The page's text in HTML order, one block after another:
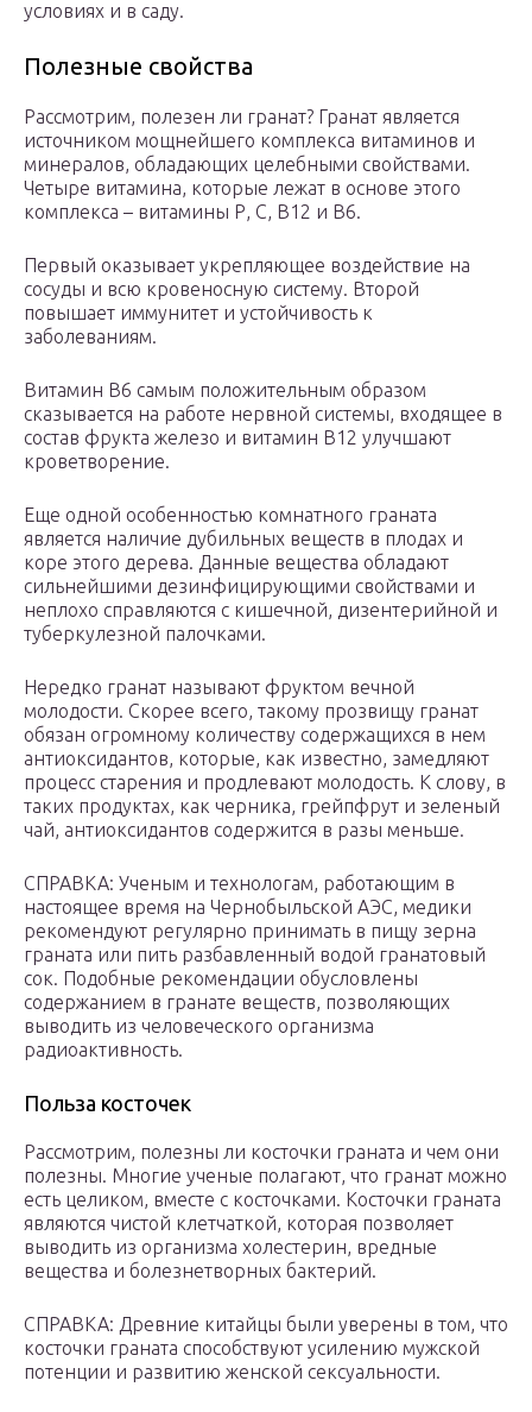
условиях и в саду.
Полезные свойства
Рассмотрим, полезен ли гранат? Гранат является
источником мощнейшего комплекса витаминов и
минералов, обладающих целебными свойствами.
Четыре витамина, которые лежат в основе этого
комплекса – витамины Р, С, B12 и В6.
Первый оказывает укрепляющее воздействие на
сосуды и всю кровеносную систему. Второй
повышает иммунитет и устойчивость к
заболеваниям.
Витамин В6 самым положительным образом
сказывается на работе нервной системы, входящее в
состав фрукта железо и витамин В12 улучшают
кроветворение.
Еще одной особенностью комнатного граната
является наличие дубильных веществ в плодах и
коре этого дерева. Данные вещества обладают
сильнейшими дезинфицирующими свойствами и
неплохо справляются с кишечной, дизентерийной и
туберкулезной палочками.
Нередко гранат называют фруктом вечной
молодости. Скорее всего, такому прозвищу гранат
обязан огромному количеству содержащихся в нем
антиоксидантов, которые, как известно, замедляют
процесс старения и продлевают молодость. К слову, в
таких продуктах, как черника, грейпфрут и зеленый
чай, антиоксидантов содержится в разы меньше.
СПРАВКА: Ученым и технологам, работающим в
настоящее время на Чернобыльской АЭС, медики
рекомендуют регулярно принимать в пищу зерна
граната или пить разбавленный водой гранатовый
сок. Подобные рекомендации обусловлены
содержанием в гранате веществ, позволяющих
выводить из человеческого организма
радиоактивность.
Польза косточек
Рассмотрим, полезны ли косточки граната и чем они
полезны. Многие ученые полагают, что гранат можно
есть целиком, вместе с косточками. Косточки граната
являются чистой клетчаткой, которая позволяет
выводить из организма холестерин, вредные
вещества и болезнетворных бактерий.
СПРАВКА: Древние китайцы были уверены в том, что
косточки граната способствуют усилению мужской
потенции и развитию женской сексуальности.